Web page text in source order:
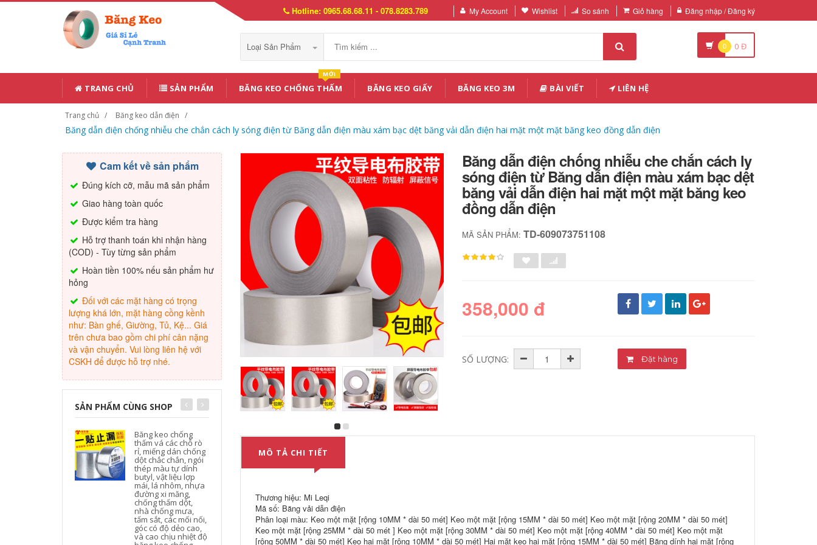
Hotline: 0965.68.68.11 - 078.8283.789 My Account Wishlist So sánh Giỏ hàng Đăng nhập / Đăng ký
Loại Sản Phẩm 0 0 Đ
TRANG CHỦ SẢN PHẨM BĂNG KEO CHỐNG THẤM
MỚI
BĂNG KEO GIẤY BĂNG KEO 3M BÀI VIẾT LIÊN HỆ
Trang chủ Băng keo dẫn điện
Băng dẫn điện chống nhiễu che chắn cách ly sóng điện từ Băng dẫn điện màu xám bạc dệt băng vải dẫn điện hai mặt một mặt băng keo đồng dẫn điện
Cam kết về sản phẩm
Đúng kích cỡ, mẫu mã sản phẩm
Giao hàng toàn quốc
Được kiểm tra hàng
Hỗ trợ thanh toán khi nhận hàng
(COD) - Tùy từng sản phẩm
Hoàn tiền 100% nếu sản phẩm hư
hỏng
Đối với các mặt hàng có trọng
lượng khá lớn, mặt hàng cồng kềnh
như: Bàn ghế, Giường, Tủ, Kệ... Giá
trên chưa bao gồm chi phí cân nặng
và vận chuyển. Vui lòng liên hệ với
CSKH để được hỗ trợ nhé.
SẢN PHẨM CÙNG SHOP
Băng keo chống
thấm vá các chỗ rò
rỉ, miếng dán chống
dột chắc chắn, ngói
thép màu tự dính
butyl, vật liệu lợp
mái, lá nhôm, nhựa
đường xi măng,
chống thấm dột,
nhà chống mưa,
tấm sắt, các mối nối,
góc có độ dẻo cao,
và cao chịu nhiệt độ
Keo hai mặt, băng
chắn cho ô tô,
thấm nước, cố định
tường, miếng dán có
tô chịu nhiệt độ cao,
băng keo xốp dày
cho ô tô khổ 1-2-
5cm * 30 mét, cuộn
dài băng dính 2 mặt
màu vàng
Miloqi bọt mạnh
băng dính 2 mặt 1cm
193,000
Băng dẫn điện chống nhiễu che chắn cách ly
sóng điện từ Băng dẫn điện màu xám bạc dệt
băng vải dẫn điện hai mặt một mặt băng keo
đồng dẫn điện
MÃ SẢN PHẨM:TD-609073751108
358,000 đ
SỐ LƯỢNG: Đặt hàng
MÔ TẢ CHI TIẾT
Thương hiệu: Mi Leqi
Mã số: Băng vải dẫn điện
Phân loại màu: Keo một mặt [rộng 10MM * dài 50 mét] Keo một mặt [rộng 15MM * dài 50 mét] Keo một mặt [rộng 20MM * dài 50 mét]
Keo một mặt [rộng 25MM * dài 50 mét ] Keo một mặt [rộng 30MM * dài 50 mét] Keo một mặt [rộng 40MM * dài 50 mét] Keo một mặt
[rộng 50MM * dài 50 mét] Keo hai mặt [rộng 10MM * dài 50 mét] Hai mặt keo hai mặt [rộng 15MM * dài 50 mét] Băng dính hai mặt [rộng